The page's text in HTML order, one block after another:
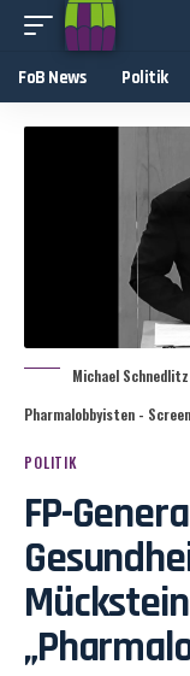
FoB News Politik
Michael
Pharmalobbyisten -
POLITIK
FP-